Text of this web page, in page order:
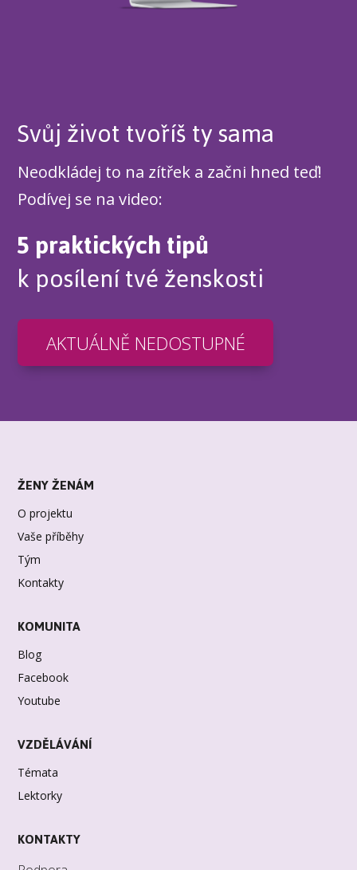
Svůj život tvoříš ty sama
Neodkládej to na zítřek a začni hned teď!
Podívej se na video:
5 praktických tipů
k posílení tvé ženskosti
AKTUÁLNĚ NEDOSTUPNÉ
ŽENY ŽENÁM
O projektu
Vaše příběhy
Tým
Kontakty
KOMUNITA
Blog
Facebook
Youtube
VZDĚLÁVÁNÍ
Témata
Lektorky
KONTAKTY